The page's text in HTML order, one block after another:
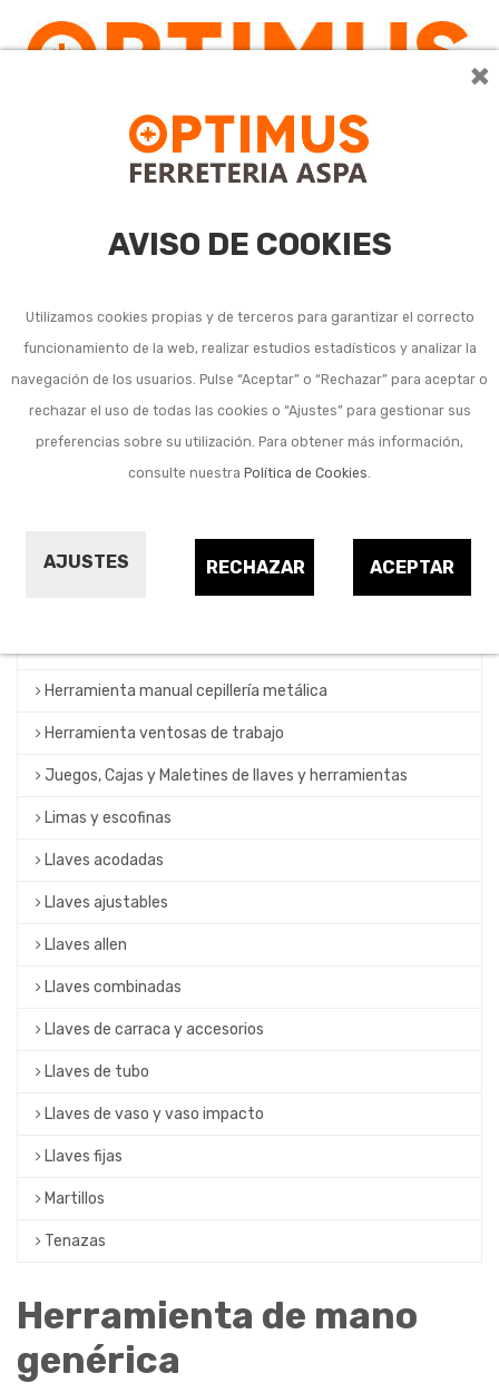
×
AVISO DE COOKIES
Utilizamos cookies propias y de terceros para garantizar el correcto
funcionamiento de la web, realizar estudios estadísticos y analizar la
navegación de los usuarios. Pulse “Aceptar” o “Rechazar” para aceptar o
rechazar el uso de todas las cookies o “Ajustes” para gestionar sus
preferencias sobre su utilización. Para obtener más información,
consulte nuestra Política de Cookies.
AJUSTES ACEPTAR
RECHAZAR
Listado de subcategorías en Herramienta de mano
Carros con herrameintas
Herramienta manual cepillería metálica
Herramienta ventosas de trabajo
Juegos, Cajas y Maletines de llaves y herramientas
Limas y escofinas
Llaves acodadas
Llaves ajustables
Llaves allen
Llaves combinadas
Llaves de carraca y accesorios
Llaves de tubo
Llaves de vaso y vaso impacto
Llaves fijas
Martillos
Tenazas
Herramienta de mano
genérica